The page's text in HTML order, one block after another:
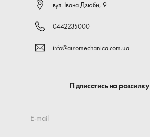
вул. Івана Дзюби, 9
0442235000
info@automechanica.com.ua
Підписатись на розсилку
E-mail